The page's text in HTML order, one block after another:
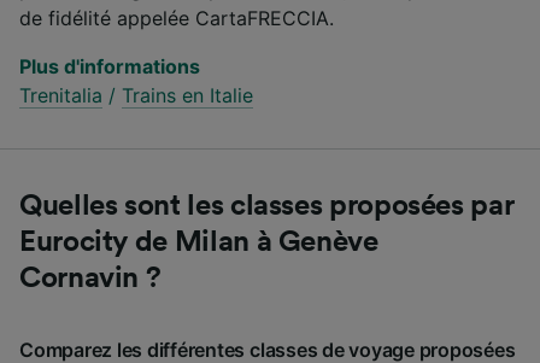
de fidélité appelée CartaFRECCIA.
Plus d'informations
Trenitalia / Trains en Italie
Quelles sont les classes proposées par
Eurocity de Milan à Genève
Cornavin ?
Comparez les différentes classes de voyage proposées